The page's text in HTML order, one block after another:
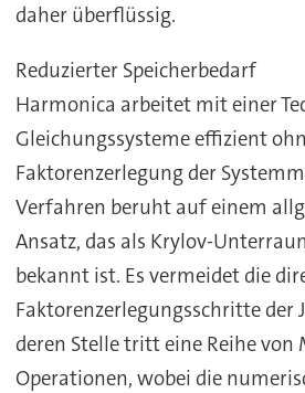
daher überflüssig.
Reduzierter Speicherbedarf
Harmonica arbeitet mit einer
Gleichungssysteme effizient
Faktorenzerlegung der
Verfahren beruht auf einem
Ansatz, das als Krylov-
bekannt ist. Es vermeidet die
Faktorenzerlegungsschritte der
deren Stelle tritt eine Reihe von
Operationen, wobei die